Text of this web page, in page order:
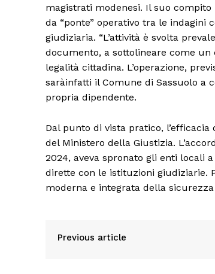
Condividi
magistrati modenesi. Il suo
da “ponte” operativo tra le indagini
giudiziaria. “L’attività è svolta
documento, a sottolineare come
legalità cittadina. L’operazione,
saràinfatti il Comune di Sassuolo a
propria dipendente.
Dal punto di vista pratico,
del Ministero della Giustizia.
2024, aveva spronato gli enti locali
dirette con le istituzioni giudiziarie.
moderna e integrata della
Previous article